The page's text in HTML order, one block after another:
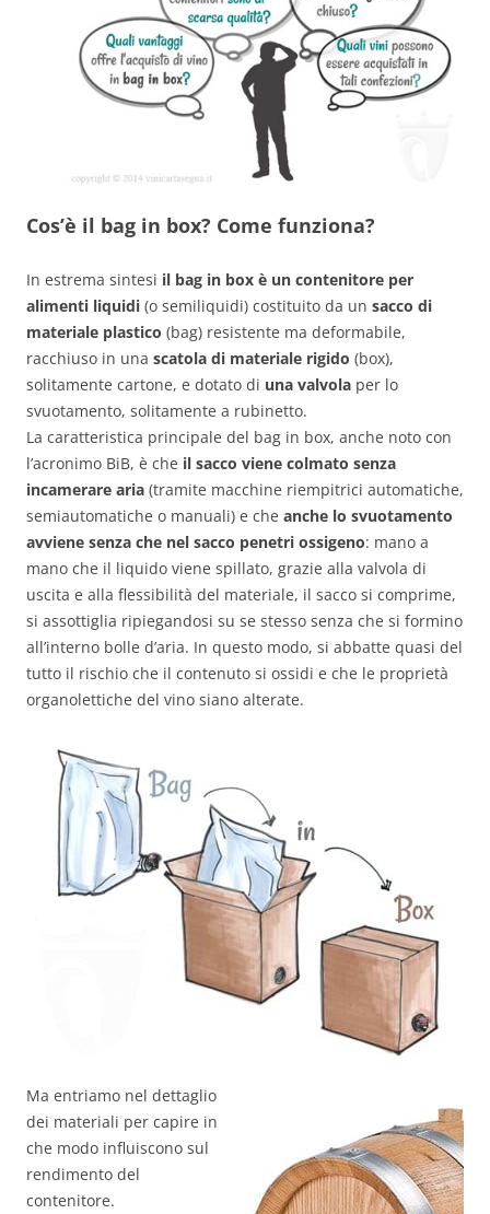
Cos’è il bag in box? Come funziona?
In estrema sintesi il bag in box è un contenitore per
alimenti liquidi (o semiliquidi) costituito da un sacco di
materiale plastico (bag) resistente ma deformabile,
racchiuso in una scatola di materiale rigido (box),
solitamente cartone, e dotato di una valvola per lo
svuotamento, solitamente a rubinetto.
La caratteristica principale del bag in box, anche noto con
l’acronimo BiB, è che il sacco viene colmato senza
incamerare aria (tramite macchine riempitrici automatiche,
semiautomatiche o manuali) e che anche lo svuotamento
avviene senza che nel sacco penetri ossigeno: mano a
mano che il liquido viene spillato, grazie alla valvola di
uscita e alla flessibilità del materiale, il sacco si comprime,
si assottiglia ripiegandosi su se stesso senza che si formino
all’interno bolle d’aria. In questo modo, si abbatte quasi del
tutto il rischio che il contenuto si ossidi e che le proprietà
organolettiche del vino siano alterate.
Ma entriamo nel dettaglio
dei materiali per capire in
che modo influiscono sul
rendimento del
contenitore.